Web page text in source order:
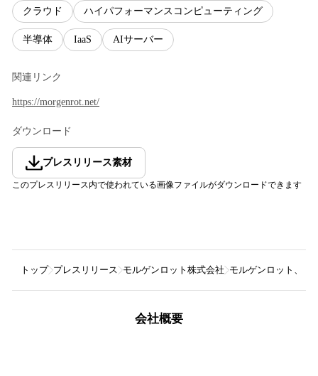
クラウド ハイパフォーマンスコンピューティング
半導体 IaaS AIサーバー
関連リンク
https://morgenrot.net/
ダウンロード
プレスリリース素材
このプレスリリース内で使われている画像ファイルがダウンロードできます
トップ プレスリリース モルゲンロット株式会社 モルゲンロット、
会社概要